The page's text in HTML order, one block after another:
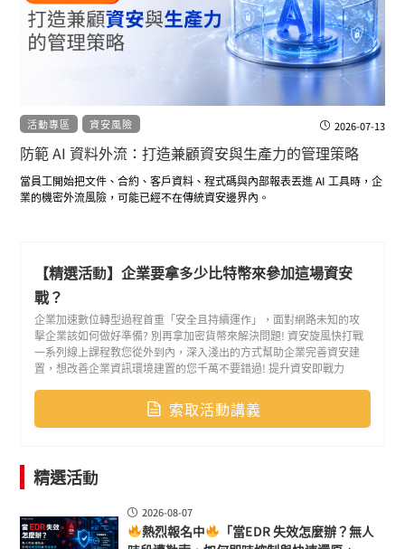
活動專區 資安風險 2026-07-13
防範 AI 資料外流：打造兼顧資安與生產力的管理策略
當員工開始把文件、合約、客戶資料、程式碼與內部報表丟進 AI 工具時，企
業的機密外流風險，可能已經不在傳統資安邊界內。
進 AI 平台？這些行為往往不會觸發傳統防火牆或郵件防護，卻可能讓企業機
密在不知不覺中悄悄外流。
企業不能只靠「全面禁止 AI」來降低風險，因為這往往會影響工作效率，也
可能讓員工轉向更隱蔽的使用方式。真正關鍵在於：如何建立一套可視、可
控、可稽核的 AI 使用管理機制，在保留生產力的同時，避免敏感資料暴露在
外部平台之中。
【精選活動】企業要拿多少比特幣來參加這場資安
戰？
企業加速數位轉型過程首重「安全且持續運作」，面對網路未知的攻
擊企業該如何做好準備? 別再拿加密貨幣來解決問題! 資安旋風快打戰
一系列線上課程教您從外到內，深入淺出的方式幫助企業完善資安建
置，想改善企業資訊環境建置的您千萬不要錯過! 提升資安即戰力
索取活動講義
精選活動
2026-08-07
熱烈報名中
「當EDR 失效怎麼辦？無人